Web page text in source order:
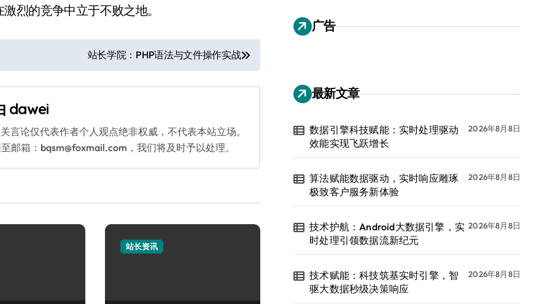
烈的竞争中立于不败之地。
站长学院：PHP语法与文件操作实战
dawei
言论仅代表作者个人观点绝非权威，不代表本站立场。
邮箱：bqsm@foxmail.com，我们将及时予以处理。
站长资讯
广告
最新文章
数据引擎科技赋能：实时处理驱动
效能实现飞跃增长
2026年8月8日
算法赋能数据驱动，实时响应雕琢
极致客户服务新体验
2026年8月8日
技术护航：Android大数据引擎，实
时处理引领数据流新纪元
2026年8月8日
技术赋能：科技筑基实时引擎，智
驱大数据秒级决策响应
2026年8月8日